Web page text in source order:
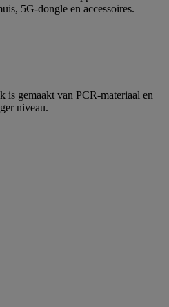
5G-dongle en accessoires.
gemaakt van PCR-materiaal en
niveau.